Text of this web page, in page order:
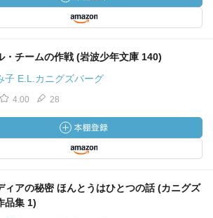
・チームの作戦 (岩波少年文庫 140)
子 E.L.カニグズバーグ
4.00 28
ィアの秘密 ほんとうはひとつの話 (カニグズ
品集 1)